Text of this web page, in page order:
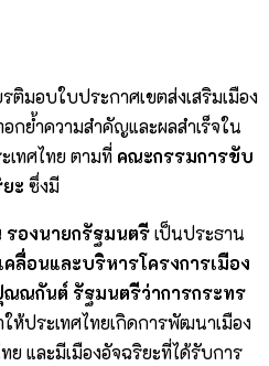
รติมอบใบประกาศเขตส่งเสริมเมือง
กย้ำความสำคัญและผลสำเร็จใน
เทศไทย ตามที่ คณะกรรมการขับ
ะ ซึ่งมี
รองนายกรัฐมนตรีเป็นประธาน
ลื่อนและบริหารโครงการเมือง
ณณกันต์ รัฐมนตรีว่าการกระทร
ห้ประเทศไทยเกิดการพัฒนาเมือง
ย และมีเมืองอัจฉริยะที่ได้รับการ